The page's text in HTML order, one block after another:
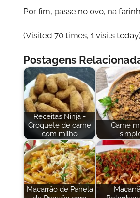
Por fim, passe no ovo, na
(Visited 70 times, 1 visits today)
Postagens
Receitas Ninja -
Croquete de carne
com milho
Carne
Macarrão de Panela